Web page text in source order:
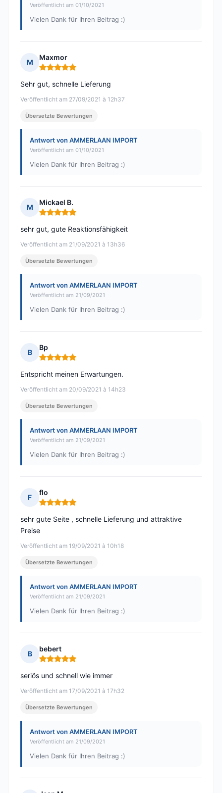
Veröffentlicht am 01/10/2021
Vielen Dank für Ihren Beitrag :)
M
Maxmor
Hinweis: 5 von 5
Veröffentlicht am 27/09/2021 à 12h37
Sehr gut, schnelle Lieferung
Übersetzte Bewertungen
Antwort von AMMERLAAN IMPORT
Veröffentlicht am 01/10/2021
Vielen Dank für Ihren Beitrag :)
M
Mickael B.
Hinweis: 5 von 5
Veröffentlicht am 21/09/2021 à 13h36
sehr gut, gute Reaktionsfähigkeit
Übersetzte Bewertungen
Antwort von AMMERLAAN IMPORT
Veröffentlicht am 21/09/2021
Vielen Dank für Ihren Beitrag :)
B
Bp
Hinweis: 5 von 5
Veröffentlicht am 20/09/2021 à 14h23
Entspricht meinen Erwartungen.
Übersetzte Bewertungen
Antwort von AMMERLAAN IMPORT
Veröffentlicht am 21/09/2021
Vielen Dank für Ihren Beitrag :)
F
flo
Hinweis: 5 von 5
Veröffentlicht am 19/09/2021 à 10h18
sehr gute Seite , schnelle Lieferung und attraktive
Preise
Übersetzte Bewertungen
Antwort von AMMERLAAN IMPORT
Veröffentlicht am 21/09/2021
Vielen Dank für Ihren Beitrag :)
B
bebert
Hinweis: 5 von 5
Veröffentlicht am 17/09/2021 à 17h32
seriös und schnell wie immer
Übersetzte Bewertungen
Antwort von AMMERLAAN IMPORT
Veröffentlicht am 21/09/2021
Vielen Dank für Ihren Beitrag :)